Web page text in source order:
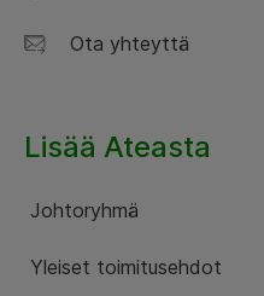
Ota yhteyttä
Lisää Ateasta
Johtoryhmä
Yleiset toimitusehdot